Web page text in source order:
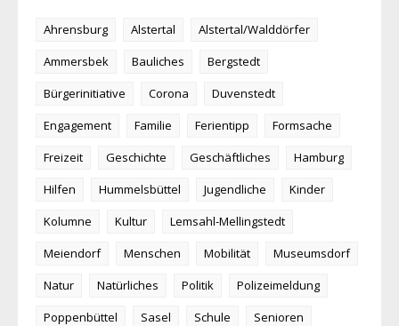
Ahrensburg Alstertal
Alstertal/Walddörfer
Ammersbek
Bauliches
Bergstedt
Bürgerinitiative
Corona
Duvenstedt
Engagement
Familie Ferientipp
Formsache
Freizeit
Geschichte Geschäftliches
Hamburg
Hilfen
Hummelsbüttel Jugendliche
Kinder
Kolumne
Kultur
Lemsahl-Mellingstedt
Meiendorf
Menschen Mobilität
Museumsdorf
Natur
Natürliches Politik
Polizeimeldung
Poppenbüttel
Sasel Schule
Senioren